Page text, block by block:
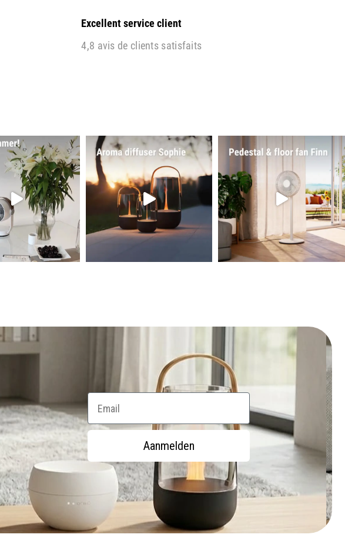
Excellent service client
4,8 avis de clients satisfaits
Email
Aanmelden